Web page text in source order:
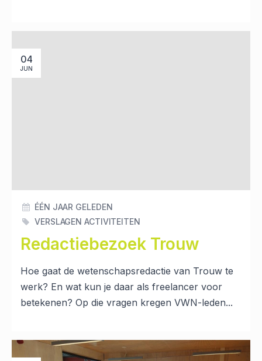
04
JUN
Redactiebezoek Trouw
ÉÉN JAAR GELEDEN
VERSLAGEN ACTIVITEITEN
Hoe gaat de wetenschapsredactie van Trouw te
werk? En wat kun je daar als freelancer voor
betekenen? Op die vragen kregen VWN-leden...